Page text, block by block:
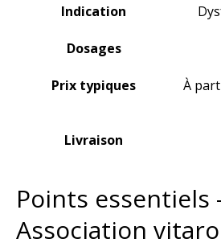
Indication
Dosages
Prix typiques
À
Livraison
Points
Association